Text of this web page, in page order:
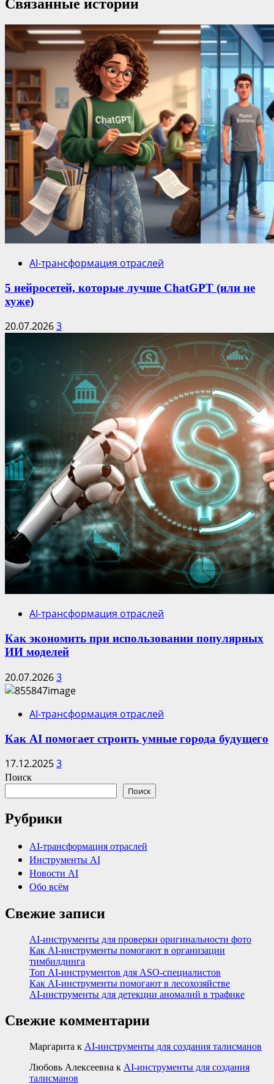
Связанные истории
AI-трансформация отраслей
5 нейросетей, которые лучше ChatGPT (или не
хуже)
20.07.20263
AI-трансформация отраслей
Как экономить при использовании популярных
ИИ моделей
20.07.20263
AI-трансформация отраслей
Как AI помогает строить умные города будущего
17.12.20253
Поиск
Поиск
Рубрики
AI-трансформация отраслей
Инструменты AI
Новости AI
Обо всём
Свежие записи
AI-инструменты для проверки оригинальности фото
Как AI-инструменты помогают в организации
тимбилдинга
Топ AI-инструментов для ASO-специалистов
Как AI-инструменты помогают в лесохозяйстве
AI-инструменты для детекции аномалий в трафике
Свежие комментарии
Маргарита к AI-инструменты для создания талисманов
Любовь Алексеевна к AI-инструменты для создания
талисманов